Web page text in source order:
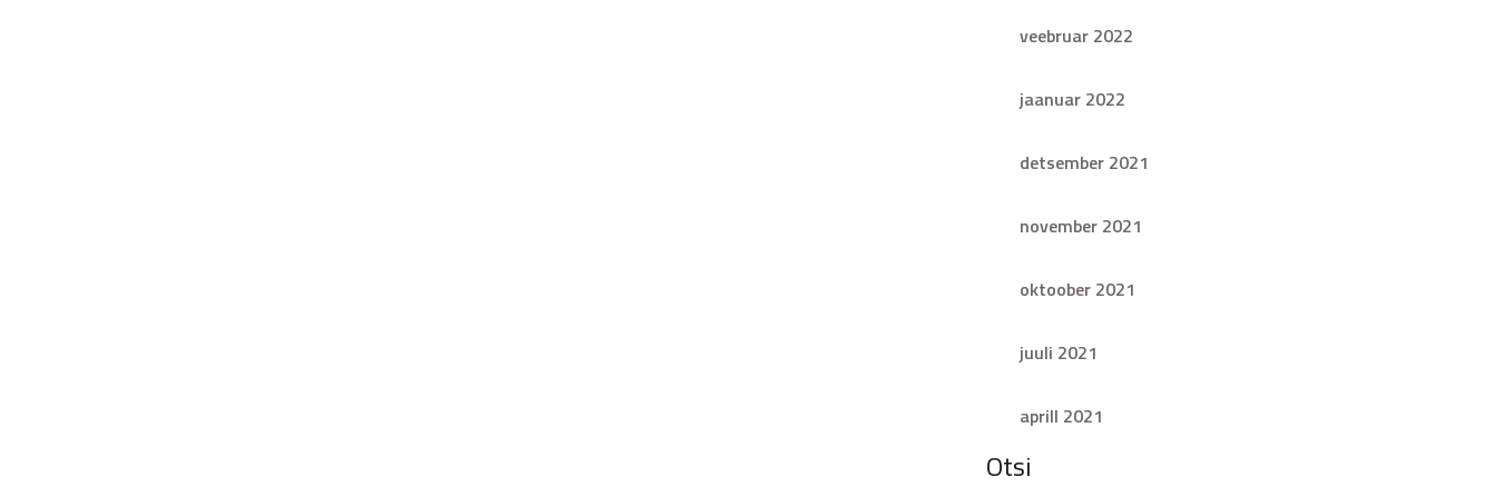
veebruar 2022
jaanuar 2022
detsember 2021
november 2021
oktoober 2021
juuli 2021
aprill 2021
Otsi